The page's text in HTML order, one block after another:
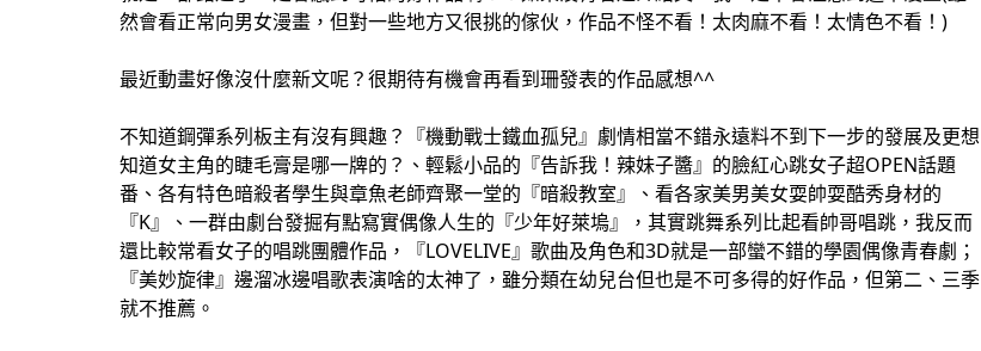
然會看正常向男女漫畫，但對一些地方又很挑的傢伙，作品不怪不看！太肉麻不看！太情色不看！)
最近動畫好像沒什麼新文呢？很期待有機會再看到珊發表的作品感想^^
不知道鋼彈系列板主有沒有興趣？『機動戰士鐵血孤兒』劇情相當不錯永遠料不到下一步的發展及更想
知道女主角的睫毛膏是哪一牌的？、輕鬆小品的『告訴我！辣妹子醬』的臉紅心跳女子超OPEN話題
番、各有特色暗殺者學生與章魚老師齊聚一堂的『暗殺教室』、看各家美男美女耍帥耍酷秀身材的
『K』、一群由劇台發掘有點寫實偶像人生的『少年好萊塢』，其實跳舞系列比起看帥哥唱跳，我反而
還比較常看女子的唱跳團體作品，『LOVELIVE』歌曲及角色和3D就是一部蠻不錯的學園偶像青春劇；
『美妙旋律』邊溜冰邊唱歌表演啥的太神了，雖分類在幼兒台但也是不可多得的好作品，但第二、三季
就不推薦。